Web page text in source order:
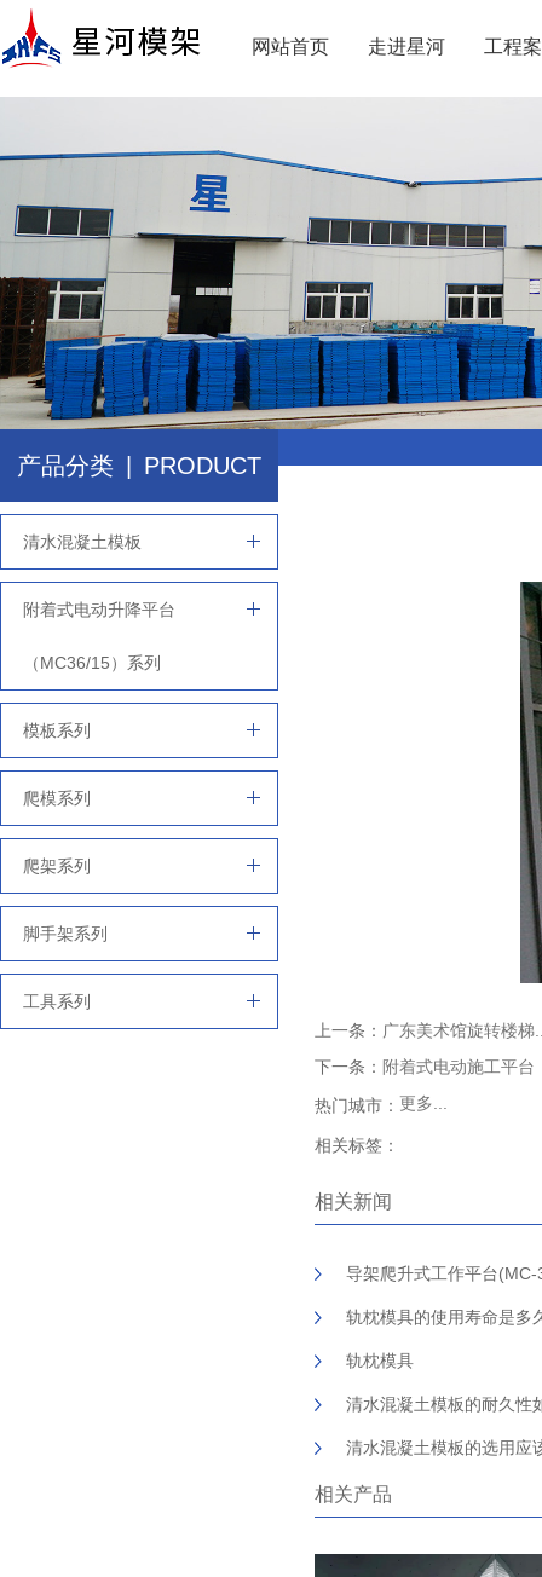
网站首页 走进星河 工程
产品分类 PRODUCT
清水混凝土模板
附着式电动升降平台
（MC36/15）系列
模板系列
爬模系列
爬架系列
脚手架系列
工具系列
上一条： 广东美术馆旋转楼梯
下一条： 附着式电动施工平台
热门城市： 更多...
相关标签：
相关新闻
导架爬升式工作平台
轨枕模具的使用寿命是多
轨枕模具
清水混凝土模板的耐久性
清水混凝土模板的选用应
相关产品